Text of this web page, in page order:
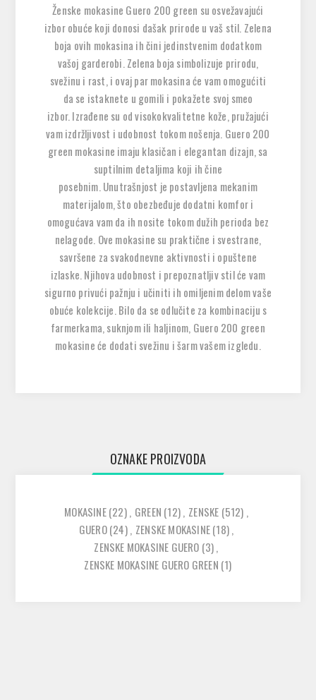
Ženske mokasine Guero 200 green su osvežavajući
izbor obuće koji donosi dašak prirode u vaš stil. Zelena
boja ovih mokasina ih čini jedinstvenim dodatkom
vašoj garderobi. Zelena boja simbolizuje prirodu,
svežinu i rast, i ovaj par mokasina će vam omogućiti
da se istaknete u gomili i pokažete svoj smeo
izbor. Izrađene su od visokokvalitetne kože, pružajući
vam izdržljivost i udobnost tokom nošenja. Guero 200
green mokasine imaju klasičan i elegantan dizajn, sa
suptilnim detaljima koji ih čine
posebnim. Unutrašnjost je postavljena mekanim
materijalom, što obezbeđuje dodatni komfor i
omogućava vam da ih nosite tokom dužih perioda bez
nelagode. Ove mokasine su praktične i svestrane,
savršene za svakodnevne aktivnosti i opuštene
izlaske. Njihova udobnost i prepoznatljiv stil će vam
sigurno privući pažnju i učiniti ih omiljenim delom vaše
obuće kolekcije. Bilo da se odlučite za kombinaciju s
farmerkama, suknjom ili haljinom, Guero 200 green
mokasine će dodati svežinu i šarm vašem izgledu.
OZNAKE PROIZVODA
MOKASINE(22), GREEN (12), ZENSKE (512) ,
GUERO(24), ZENSKE MOKASINE(18),
ZENSKE MOKASINE GUERO (3),
ZENSKE MOKASINE GUERO GREEN (1)